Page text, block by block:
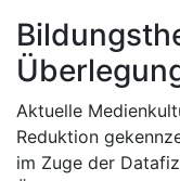
Aktuelle
Reduktion
im Zuge der